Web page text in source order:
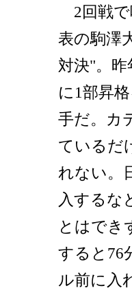
2回戦で
表の駒澤
対決"。
に1部昇
手だ。カ
ているだ
れない。
入するな
とはでき
すると76
ル前に入